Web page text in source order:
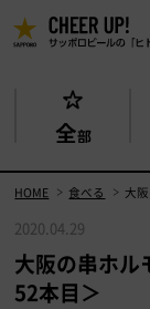
全部
HOME 食べる 大
2020.04.29
大阪の串ホル
52本目＞